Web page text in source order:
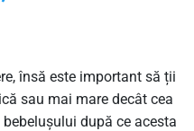
însă este important să ții
sau mai mare decât cea
după ce acesta